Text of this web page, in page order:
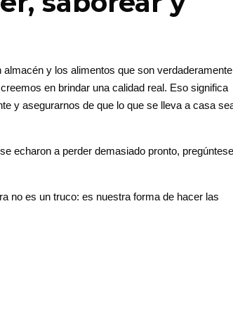
y los alimentos que son verdaderamente
en brindar una calidad real. Eso significa
y asegurarnos de que lo que se lleva a casa
echaron a perder demasiado pronto,
no es un truco: es nuestra forma de hacer las